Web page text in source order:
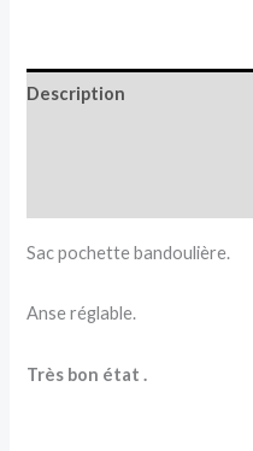
Description
Sac pochette bandoulière.
Anse réglable.
Très bon état .